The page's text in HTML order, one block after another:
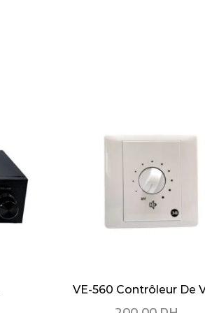
VE-560 Contrôleur De